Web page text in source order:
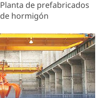
Planta de prefabricados
de hormigón